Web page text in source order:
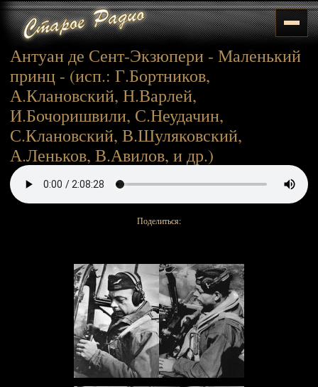
Антуан де Сент-Экзюпери - Маленький
принц - (исп.: Г.Бортников,
А.Клановский, Н.Варлей,
И.Бочоришвили, С.Неудачин,
С.Клановский, В.Шуляковский,
А.Леньков, В.Авилов, и др.)
Поделиться: